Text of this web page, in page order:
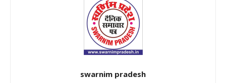
swarnim pradesh